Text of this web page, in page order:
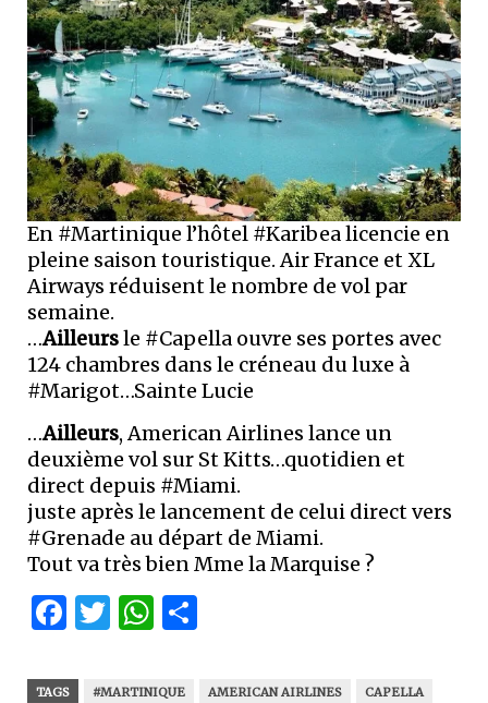
En #Martinique l’hôtel #Karibea licencie en
pleine saison touristique. Air France et XL
Airways réduisent le nombre de vol par
semaine.
…Ailleursle #Capella ouvre ses portes avec
124 chambres dans le créneau du luxe à
#Marigot…Sainte Lucie
…Ailleurs, American Airlines lance un
deuxième vol sur St Kitts…quotidien et
direct depuis #Miami.
juste après le lancement de celui direct vers
#Grenade au départ de Miami.
Tout va très bien Mme la Marquise ?
Facebook
Twitter
WhatsApp
TAGS #MARTINIQUE AMERICAN AIRLINES
CAPELLA